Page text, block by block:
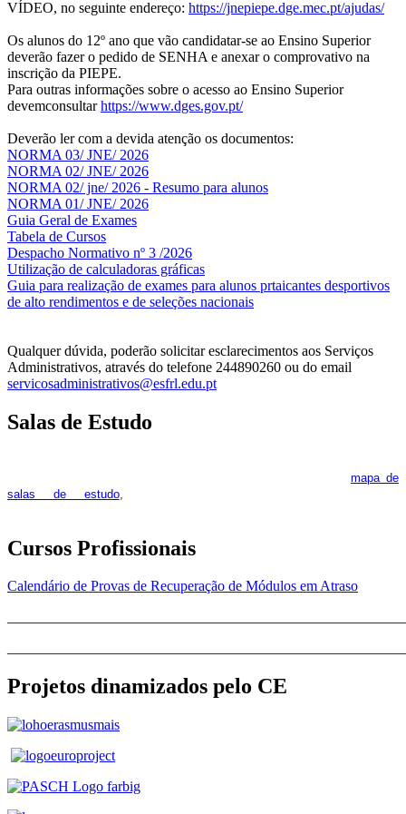
VÍDEO, no seguinte endereço: https://jnepiepe.dge.mec.pt/ajudas/
Os alunos do 12º ano que vão candidatar-se ao Ensino Superior
deverão fazer o pedido de SENHA e anexar o comprovativo na
inscrição da PIEPE.
Para outras informações sobre o acesso ao Ensino Superior
devemconsultarhttps://www.dges.gov.pt/
Deverão ler com a devida atenção os documentos:
NORMA 03/ JNE/ 2026
NORMA 02/ JNE/ 2026
NORMA 02/ jne/ 2026 - Resumo para alunos
NORMA 01/ JNE/ 2026
Guia Geral de Exames
Tabela de Cursos
Despacho Normativo nº 3 /2026
Utilização de calculadoras gráficas
Guia para realização de exames para alunos prtaicantes desportivos
de alto rendimentos e de seleções nacionais
Qualquer dúvida, poderão solicitar esclarecimentos aos Serviços
Administrativos, através do telefone 244890260 ou do email
servicosadministrativos@esfrl.edu.pt
Salas de Estudo
mapa de
salas de estudo,
Cursos Profissionais
Calendário de Provas de Recuperação de Módulos em Atraso
Projetos dinamizados pelo CE